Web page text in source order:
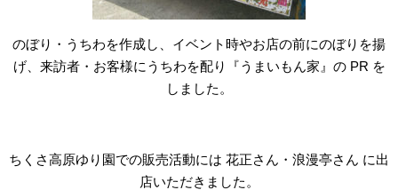
のぼり・うちわを作成し、イベント時やお店の前にのぼりを揚
げ、来訪者・お客様にうちわを配り『うまいもん家』の PR を
しました。
ちくさ高原ゆり園での販売活動には 花正さん・浪漫亭さん に出
店いただきました。